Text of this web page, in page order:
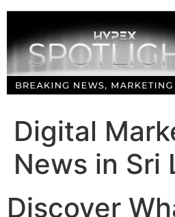
Skip
content
Digital
News in Sri
Discover